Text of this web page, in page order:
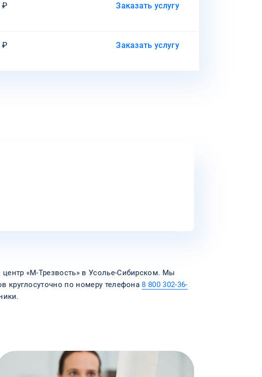
₽ Заказать услугу
₽ Заказать услугу
«М-Трезвость» в Усолье-Сибирском. Мы
круглосуточно по номеру телефона 8 800 302-36-